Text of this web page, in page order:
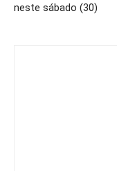
neste sábado (30)